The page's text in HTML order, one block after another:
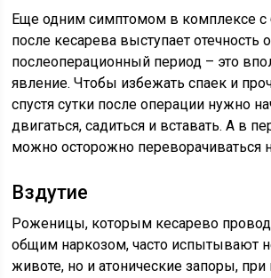
Еще одним симптомом в комплексе с
после кесарева выступает отечность
послеоперационный период – это
явление. Чтобы избежать спаек и
спустя сутки после операции нужно
двигаться, садиться и вставать. А в
можно осторожно переворачиваться
Вздутие
Роженицы, которым кесарево
общим наркозом, часто испытывают
животе, но и атонические запоры,